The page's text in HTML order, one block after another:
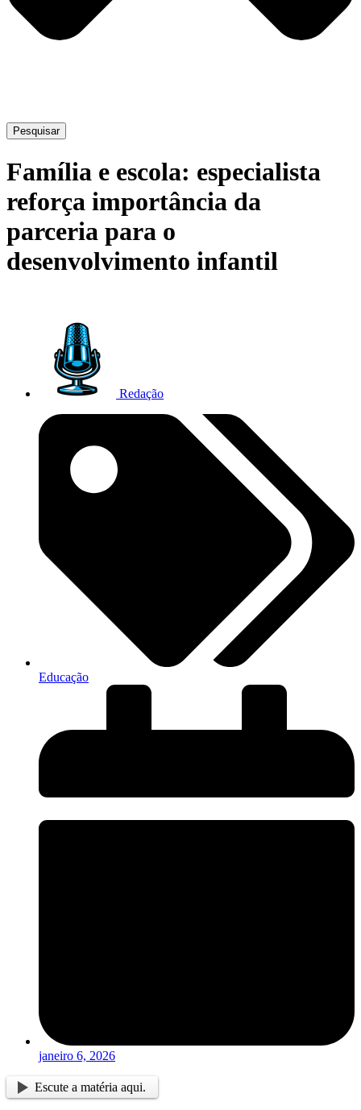
Pesquisar
Família e escola: especialista
reforça importância da
parceria para o
desenvolvimento infantil
Redação
Educação
janeiro 6, 2026
Escute a matéria aqui.